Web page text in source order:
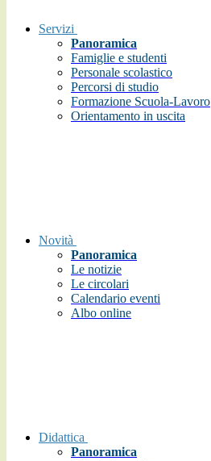
Servizi
Panoramica
Famiglie e studenti
Personale scolastico
Percorsi di studio
Formazione Scuola-Lavoro
Orientamento in uscita
Novità
Panoramica
Le notizie
Le circolari
Calendario eventi
Albo online
Didattica
Panoramica